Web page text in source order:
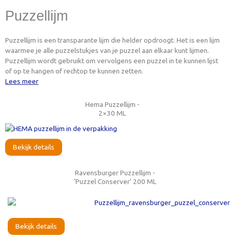
Puzzellijm
Puzzellijm is een transparante lijm die helder opdroogt. Het is een lijm
waarmee je alle puzzelstukjes van je puzzel aan elkaar kunt lijmen.
Puzzellijm wordt gebruikt om vervolgens een puzzel in te kunnen lijst
of op te hangen of rechtop te kunnen zetten.
Lees meer
Hema Puzzellijm -
2×30 ML
Bekijk details
Ravensburger Puzzellijm -
‘Puzzel Conserver’ 200 ML
Bekijk details